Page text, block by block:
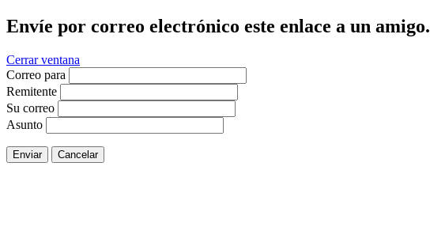
Envíe por correo electrónico este enlace a un amigo.
Cerrar ventana
Correo para
Remitente
Su correo
Asunto
Enviar Cancelar